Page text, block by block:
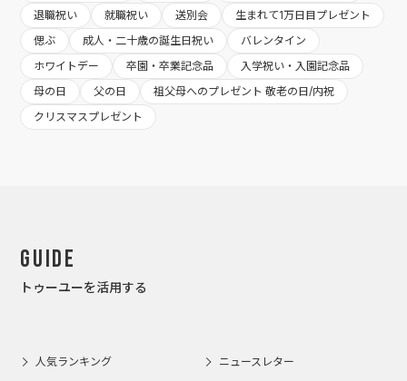
退職祝い
就職祝い 送別会
生まれて1万日目プレゼント
偲ぶ
成人・二十歳の誕生日祝い
バレンタイン
ホワイトデー
卒園・卒業記念品
入学祝い・入園記念品
母の日
父の日
祖父母へのプレゼント 敬老の日/内祝
クリスマスプレゼント
Guide
トゥーユーを活用する
人気ランキング ニュースレター